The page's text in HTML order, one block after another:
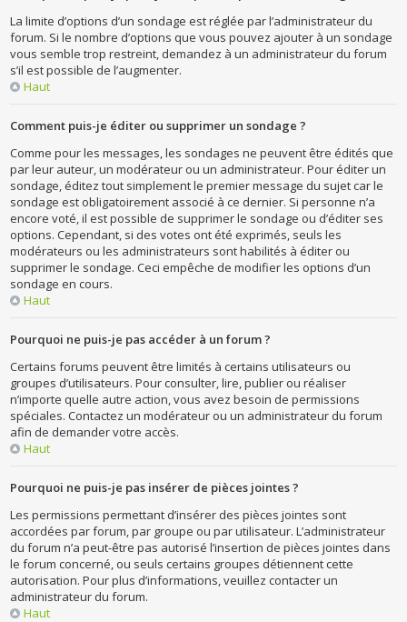
La limite d’options d’un sondage est réglée par l’administrateur du
forum. Si le nombre d’options que vous pouvez ajouter à un sondage
vous semble trop restreint, demandez à un administrateur du forum
s’il est possible de l’augmenter.
Haut
Comment puis-je éditer ou supprimer un sondage ?
Comme pour les messages, les sondages ne peuvent être édités que
par leur auteur, un modérateur ou un administrateur. Pour éditer un
sondage, éditez tout simplement le premier message du sujet car le
sondage est obligatoirement associé à ce dernier. Si personne n’a
encore voté, il est possible de supprimer le sondage ou d’éditer ses
options. Cependant, si des votes ont été exprimés, seuls les
modérateurs ou les administrateurs sont habilités à éditer ou
supprimer le sondage. Ceci empêche de modifier les options d’un
sondage en cours.
Haut
Pourquoi ne puis-je pas accéder à un forum ?
Certains forums peuvent être limités à certains utilisateurs ou
groupes d’utilisateurs. Pour consulter, lire, publier ou réaliser
n’importe quelle autre action, vous avez besoin de permissions
spéciales. Contactez un modérateur ou un administrateur du forum
afin de demander votre accès.
Haut
Pourquoi ne puis-je pas insérer de pièces jointes ?
Les permissions permettant d’insérer des pièces jointes sont
accordées par forum, par groupe ou par utilisateur. L’administrateur
du forum n’a peut-être pas autorisé l’insertion de pièces jointes dans
le forum concerné, ou seuls certains groupes détiennent cette
autorisation. Pour plus d’informations, veuillez contacter un
administrateur du forum.
Haut